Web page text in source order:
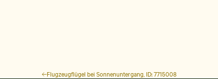
Flugzeugflügel bei Sonnenuntergang, ID: 7715008